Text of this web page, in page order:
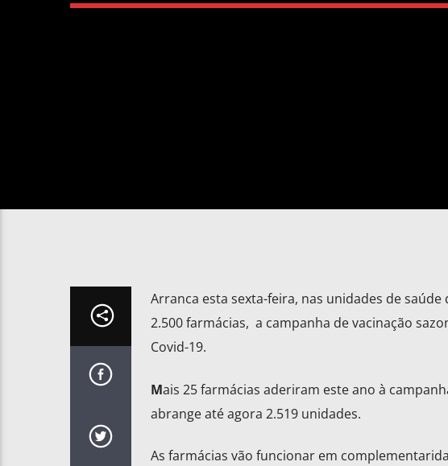
Arranca esta sexta-feira, nas unidades de saúde
2.500 farmácias, a campanha de vacinação
Covid-19.
Mais 25 farmácias aderiram este ano à
abrange até agora 2.519 unidades.
As farmácias vão funcionar em